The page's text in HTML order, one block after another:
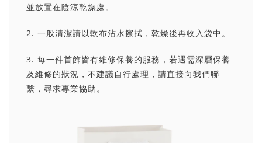
並放置在陰涼乾燥處。
2. 一般清潔請以軟布沾水擦拭，乾燥後再收入袋中。
3. 每一件首飾皆有維修保養的服務，若遇需深層保養
及維修的狀況，不建議自行處理，請直接向我們聯
繫，尋求專業協助。